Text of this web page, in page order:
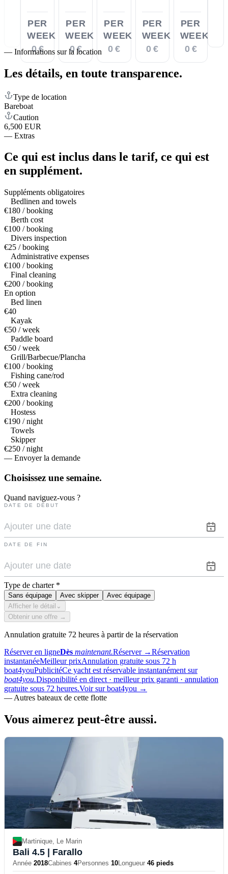
PER
WEEK
0 €
PER
WEEK
0 €
PER
WEEK
0 €
PER
WEEK
0 €
PER
WEEK
0 €
— Informations sur la location
Les détails, en toute transparence.
Type de location
Bareboat
Caution
6,500 EUR
— Extras
Ce qui est inclus dans le tarif, ce qui est
en supplément.
Suppléments obligatoires
Bedlinen and towels
€180 / booking
Berth cost
€100 / booking
Divers inspection
€25 / booking
Administrative expenses
€100 / booking
Final cleaning
€200 / booking
En option
Bed linen
€40
Kayak
€50 / week
Paddle board
€50 / week
Grill/Barbecue/Plancha
€100 / booking
Fishing cane/rod
€50 / week
Extra cleaning
€200 / booking
Hostess
€190 / night
Towels
Skipper
€250 / night
— Envoyer la demande
Choisissez une semaine.
Quand naviguez-vous ?
DATE DE DÉBUT
DATE DE FIN
Type de charter *
Sans équipage Avec skipper
Avec équipage
Afficher le détail ⌄
Obtenir une offre →
Annulation gratuite 72 heures à partir de la réservation
Réserver en ligneDès maintenant.Réserver →Réservation
instantanéeMeilleur prixAnnulation gratuite sous 72 h
boat4youPublicitéCe yacht est réservable instantanément sur
boat4you.Disponibilité en direct · meilleur prix garanti · annulation
gratuite sous 72 heures.Voir sur boat4you →
— Autres bateaux de cette flotte
Vous aimerez peut-être aussi.
Martinique, Le Marin
Bali 4.5 | Farallo
Année 2018Cabines 4Personnes 10Longueur 46 pieds